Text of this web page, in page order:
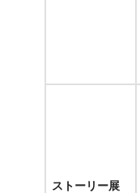
ストーリー展